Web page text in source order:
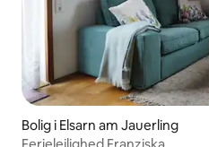
Bolig i Elsarn am Jauerling